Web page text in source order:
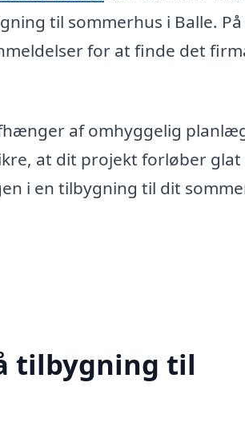
til sommerhus i Balle. På
for at finde det
af omhyggelig
at dit projekt forløber glat
i en tilbygning til dit
tilbygning til